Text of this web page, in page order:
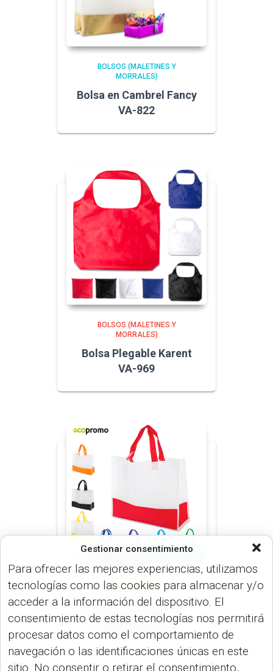
Gestionar consentimiento
Para ofrecer las mejores experiencias, utilizamos
tecnologías como las cookies para almacenar y/o
acceder a la información del dispositivo. El
consentimiento de estas tecnologías nos permitirá
procesar datos como el comportamiento de
navegación o las identificaciones únicas en este
sitio. No consentir o retirar el consentimiento,
BOLSOS (MALETINES Y
MORRALES)
Bolsa en Cambrel Fancy
VA-822
BOLSOS (MALETINES Y
MORRALES)
Bolsa Plegable Karent
VA-969
BOLSOS (MALETINES Y
Bolsa en Cambrel
Nevada VA-651